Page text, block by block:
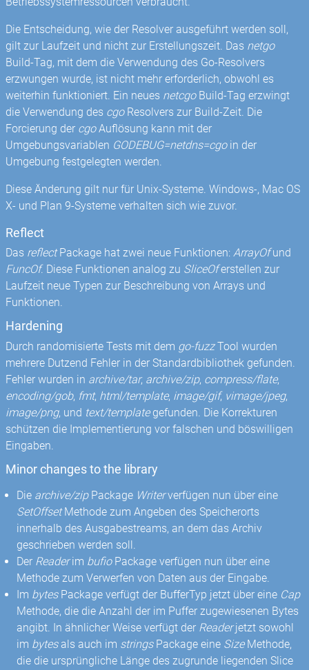
Die Entscheidung, wie der Resolver ausgeführt werden soll,
gilt zur Laufzeit und nicht zur Erstellungszeit. Das netgo
Build-Tag, mit dem die Verwendung des Go-Resolvers
erzwungen wurde, ist nicht mehr erforderlich, obwohl es
weiterhin funktioniert. Ein neues netcgoBuild-Tag erzwingt
die Verwendung des cgoResolvers zur Build-Zeit. Die
Forcierung der cgoAuflösung kann mit der
Umgebungsvariablen GODEBUG=netdns=cgoin der
Umgebung festgelegten werden.
Diese Änderung gilt nur für Unix-Systeme. Windows-, Mac OS
X- und Plan 9-Systeme verhalten sich wie zuvor.
Reflect
Das reflectPackage hat zwei neue Funktionen:ArrayOfund
FuncOf. Diese Funktionen analog zu SliceOferstellen zur
Laufzeit neue Typen zur Beschreibung von Arrays und
Funktionen.
Hardening
Durch randomisierte Tests mit dem go-fuzzTool wurden
mehrere Dutzend Fehler in der Standardbibliothek gefunden.
Fehler wurden in archive/tar, archive/zip, compress/flate,
encoding/gob, fmt, html/template, image/gif, vimage/jpeg,
image/png, und text/templategefunden. Die Korrekturen
schützen die Implementierung vor falschen und böswilligen
Eingaben.
Minor changes to the library
Die archive/zipPackage Writerverfügen nun über eine
SetOffsetMethode zum Angeben des Speicherorts
innerhalb des Ausgabestreams, an dem das Archiv
geschrieben werden soll.
Der Readerim bufioPackage verfügen nun über eine
Methode zum Verwerfen von Daten aus der Eingabe.
Im bytesPackage verfügt der BufferTyp jetzt über eine Cap
Methode, die die Anzahl der im Puffer zugewiesenen Bytes
angibt. In ähnlicher Weise verfügt der Readerjetzt sowohl
im bytesals auch im stringsPackage eine SizeMethode,
die die ursprüngliche Länge des zugrunde liegenden Slice